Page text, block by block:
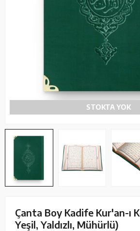
STOKTA YOK
Çanta Boy Kadife Kur'an-ı
Yeşil, Yaldızlı, Mühürlü)